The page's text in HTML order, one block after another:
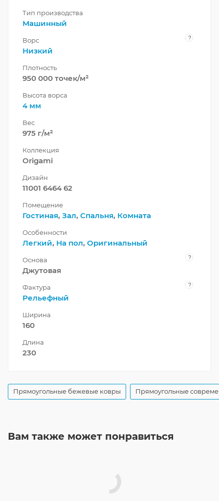
Тип производства
Машинный
Ворс ?
Низкий
Плотность
950 000 точек/м²
Высота ворса
4 мм
Вес
975 г/м²
Коллекция
Origami
Дизайн
11001 6464 62
Помещение
Гостиная, Зал, Спальня, Комната
Особенности
Легкий, На пол, Оригинальный
Основа ?
Джутовая
Фактура ?
Рельефный
Ширина
160
Длина
230
Прямоугольные бежевые ковры Прямоугольные
Вам также может понравиться